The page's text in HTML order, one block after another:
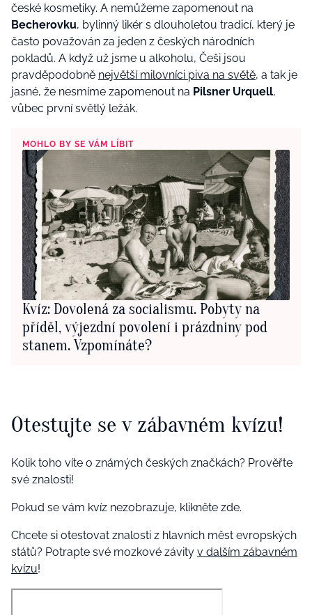
české kosmetiky. A nemůžeme zapomenout na
Becherovku, bylinný likér s dlouholetou tradicí, který je
často považován za jeden z českých národních
pokladů. A když už jsme u alkoholu, Češi jsou
pravděpodobně největší milovníci piva na světě, a tak je
jasné, že nesmíme zapomenout na Pilsner Urquell,
vůbec první světlý ležák.
MOHLO BY SE VÁM LÍBIT
Kvíz: Dovolená za socialismu. Pobyty na
příděl, výjezdní povolení i prázdniny pod
stanem. Vzpomínáte?
Otestujte se v zábavném kvízu!
Kolik toho víte o známých českých značkách? Prověřte
své znalosti!
Pokud se vám kvíz nezobrazuje, klikněte zde.
Chcete si otestovat znalosti z hlavních měst evropských
států? Potrapte své mozkové závity v dalším zábavném
kvízu!